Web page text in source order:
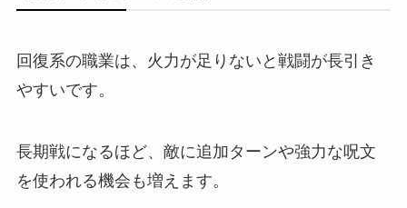
回復系の職業は、火力が足りないと戦闘が長引き
やすいです。
長期戦になるほど、敵に追加ターンや強力な呪文
を使われる機会も増えます。